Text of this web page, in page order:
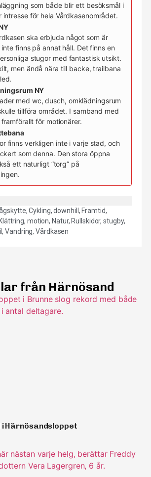
som både blir ett besöksmål i
intresse för hela Vårdkasenområdet.
ska erbjuda något som är
finns på annat håll. Det finns en
stugor med fantastisk utsikt.
men ändå nära till backe, trailbana
NY
med wc, dusch, omklädningsrum
tillföra området. I samband med
för motionärer.
finns verkligen inte i varje stad, och
som denna. Den stora öppna
ett naturligt ”torg” på
,Cykling,downhill , Framtid,
Klättring, motion, Natur, Rullskidor,stugby,
,Vandring,Vårdkasen
från Härnösand
Härnösandsloppet